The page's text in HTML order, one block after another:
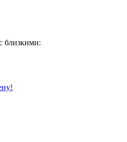
близкими: